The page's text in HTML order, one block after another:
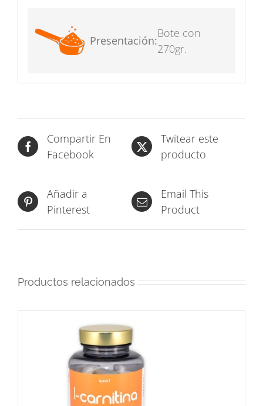
Presentación:
Bote con
270gr.
Compartir En
Facebook
Twitear este
producto
Añadir a
Pinterest
Email This
Product
Productos relacionados